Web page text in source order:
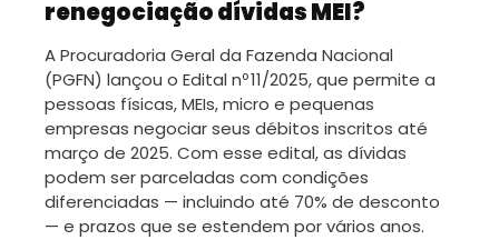
renegociação dívidas MEI?
A Procuradoria Geral da Fazenda Nacional
(PGFN) lançou o Edital nº 11/2025, que permite a
pessoas físicas, MEIs, micro e pequenas
empresas negociar seus débitos inscritos até
março de 2025. Com esse edital, as dívidas
podem ser parceladas com condições
diferenciadas — incluindo até 70% de desconto
— e prazos que se estendem por vários anos.